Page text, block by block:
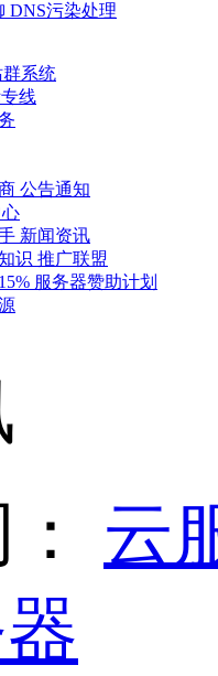
DNS污染处理
群系统
线
公告通知
新闻资讯
识 推广联盟
服务器赞助计划
云